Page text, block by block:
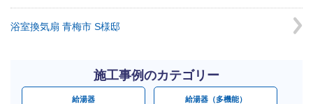
浴室換気扇 青梅市 S様邸
施工事例のカテゴリー
給湯器 給湯器（多機能）